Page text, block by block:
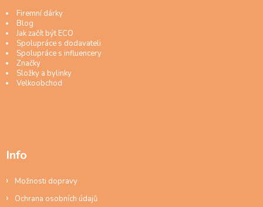
Firemní dárky
Blog
Jak začít být ECO
Spolupráce s dodavateli
Spolupráce s influencery
Značky
Složky a bylinky
Velkoobchod
Info
Možnosti dopravy
Ochrana osobních údajů